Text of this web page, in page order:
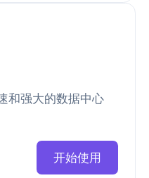
和强大的数据中心
开始使用